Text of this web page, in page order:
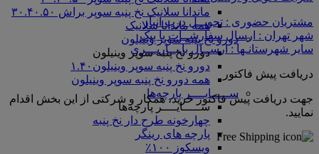
ماندانا سلانیک نخ پنبه سوپر براش ۳۰.۴۰.۵۰
همه ماندانا سلانیک
دورو نخ پنبه سوپر وینیلون
دورو نخ پنبه سوپر وینیلون
دورو نخ پنبه سوپر وینیلون۱.۴۰
همه دورو نخ پنبه سوپر وینیلون
ســـــایــــر پارچه‌ها
ســـــایــــر پارچه‌ها
چهارخونه طرح دار نخ پنبه
پارچه های رینگر
ویسکوز ۱۰۰٪
مشتریان حضوری : تحویــل درب انبار
شهر تهران : ارسال سفارشــات با پیک
سایر شهرستانـها : ارســال با بــاربـــری
دریافت پیش فاکتور
جهت دریافت پیش فاکتور خرید، همکار و شرکتی از این بخش اقدام
نمایید.